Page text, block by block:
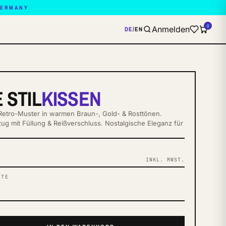
DE/EN Anmelden 0
STILKISSEN
Muster in warmen Braun-, Gold- & Rosttönen.
mit Füllung & Reißverschluss. Nostalgische Eleganz für
INKL. MWST.